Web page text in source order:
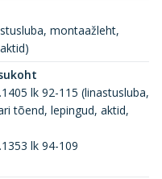
montaažleht,
lk 92-115 (linastusluba,
tõend, lepingud, aktid,
lk 94-109